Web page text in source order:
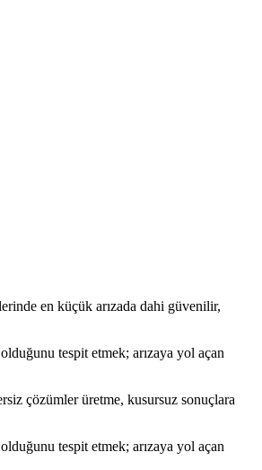
en küçük arızada dahi güvenilir,
tespit etmek; arızaya yol açan
çözümler üretme, kusursuz sonuçlara
tespit etmek; arızaya yol açan